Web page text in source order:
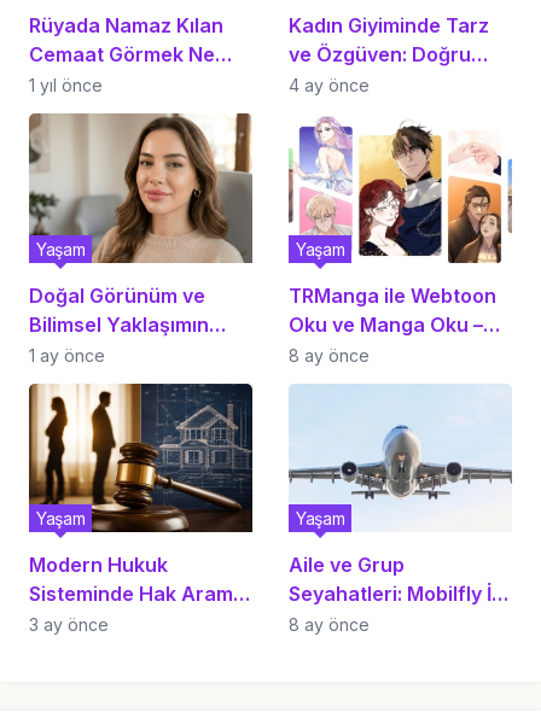
Rüyada Namaz Kılan
Cemaat Görmek Ne
Demektir?
1 yıl önce
Kadın Giyiminde Tarz
ve Özgüven: Doğru
Kombinlerin Rehberi
4 ay önce
Doğal Görünüm ve
Bilimsel Yaklaşımın
Buluştuğu Medikal
Estetik Deneyimi
Yaşam
1 ay önce
TRManga ile Webtoon
Oku ve Manga Oku –
Türkçe Webtoon
Keyfinin Adresi
Yaşam
8 ay önce
Modern Hukuk
Sisteminde Hak Arama
ve Stratejik
Yaşam
3 ay önce
Aile ve Grup
Seyahatleri: Mobilfly İle
Kolay Koltuk Seçimi ve
Yaşam
8 ay önce